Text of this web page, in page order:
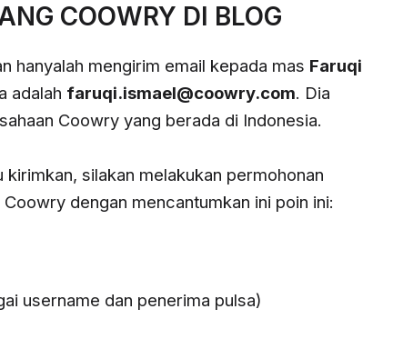
COOWRY DI BLOG
hanyalah mengirim email kepada mas Faruqi
adalah faruqi.ismael@coowry.com. Dia
Coowry yang berada di Indonesia.
kirimkan, silakan melakukan permohonan
dengan mencantumkan ini poin ini:
username dan penerima pulsa)